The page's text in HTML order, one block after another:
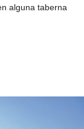
alguna taberna